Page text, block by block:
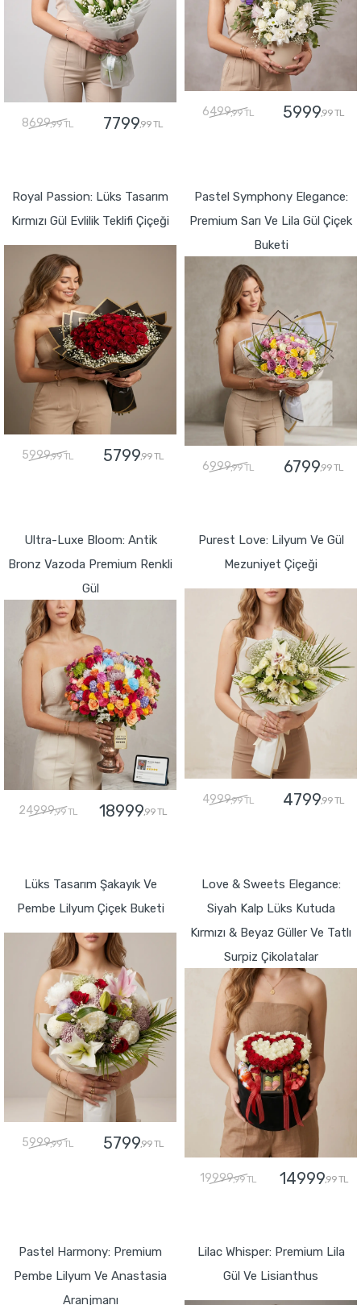
8699,99 TL 7799,99 TL
6499,99 TL 5999,99 TL
Royal Passion: Lüks Tasarım
Kırmızı Gül Evlilik Teklifi Çiçeği
5999,99 TL 5799,99 TL
Pastel Symphony Elegance:
Premium Sarı Ve Lila Gül Çiçek
Buketi
6999,99 TL 6799,99 TL
Ultra-Luxe Bloom: Antik
Bronz Vazoda Premium Renkli
Gül
24999,99 TL 18999,99 TL
Purest Love: Lilyum Ve Gül
Mezuniyet Çiçeği
4999,99 TL 4799,99 TL
Lüks Tasarım Şakayık Ve
Pembe Lilyum Çiçek Buketi
5999,99 TL 5799,99 TL
Love & Sweets Elegance:
Siyah Kalp Lüks Kutuda
Kırmızı & Beyaz Güller Ve Tatlı
Surpiz Çikolatalar
19999,99 TL 14999,99 TL
Pastel Harmony: Premium
Pembe Lilyum Ve Anastasia
Aranjmanı
Lilac Whisper: Premium Lila
Gül Ve Lisianthus